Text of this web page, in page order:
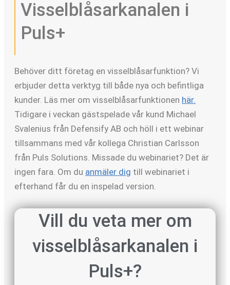
Visselblåsarkanalen i
Puls+
Behöver ditt företag en visselblåsarfunktion? Vi
erbjuder detta verktyg till både nya och befintliga
kunder. Läs mer om visselblåsarfunktionen här.
Tidigare i veckan gästspelade vår kund Michael
Svalenius från Defensify AB och höll i ett webinar
tillsammans med vår kollega Christian Carlsson
från Puls Solutions. Missade du webinariet? Det är
ingen fara. Om du anmäler dig till webinariet i
efterhand får du en inspelad version.
Vill du veta mer om
visselblåsarkanalen i
Puls+?